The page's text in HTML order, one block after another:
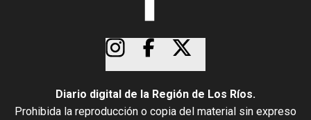
Diario digital de la Región de Los Ríos.
Prohibida la reproducción o copia del material sin expreso